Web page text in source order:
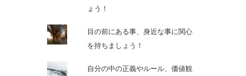
ょう！
目の前にある事、身近な事に関心
を持ちましょう！
自分の中の正義やルール、価値観